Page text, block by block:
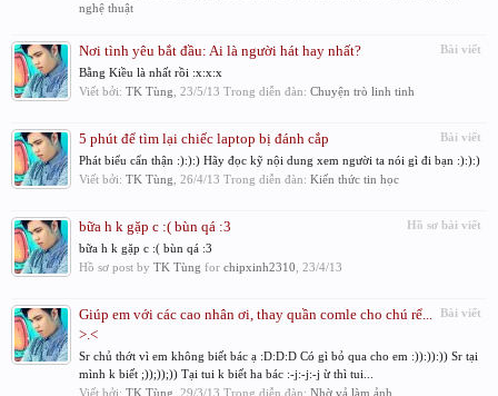
nghệ thuật
Bài viết
Nơi tình yêu bắt đầu: Ai là người hát hay nhất?
Bằng Kiều là nhất rồi :x:x:x
Viết bởi: TK Tùng 23/5/13 Trong diễn đàn: Chuyện trò linh tinh
Bài viết
5 phút để tìm lại chiếc laptop bị đánh cắp
Phát biểu cẩn thận :):):) Hãy đọc kỹ nội dung xem người ta nói gì đi bạn :):):)
Viết bởi: TK Tùng 26/4/13 Trong diễn đàn: Kiến thức tin học
Hồ sơ bài viết
bữa h k gặp c :( bùn qá :3
bữa h k gặp c :( bùn qá :3
Hồ sơ post by TK Tùng for chipxinh2310 23/4/13
Bài viết
Giúp em với các cao nhân ơi, thay quần comle cho chú rể...
>.<
Sr chủ thớt vì em không biết bác ạ :D:D:D Có gì bỏ qua cho em :)):)):)) Sr tại
mình k biết ;));));)) Tại tui k biết ha bác :-j:-j:-j ừ thì tui...
Viết bởi: TK Tùng 29/3/13 Trong diễn đàn: Nhờ vả làm ảnh